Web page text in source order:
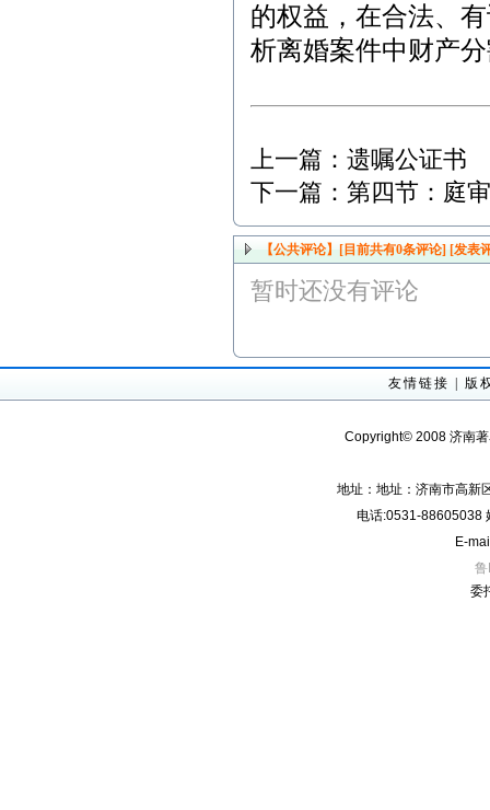
的权益，在合法、
析离婚案件中财产
上一篇： 遗嘱公证书
下一篇： 第四节：庭
【公共评论】[目前共有0条评论] [发表
暂时还没有评论
友情链接 版
Copyright© 2008 济南
地址：地址：济南市高新
电话:0531-88605038
E-
委